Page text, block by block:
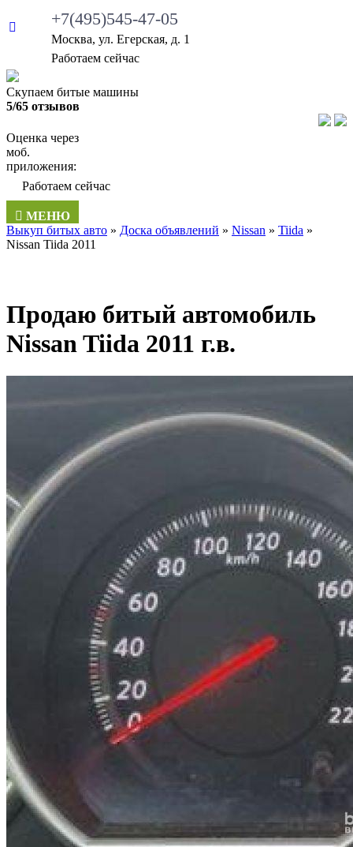
+7(495)545-47-05
Москва, ул. Егерская, д. 1
Работаем сейчас
Скупаем битые машины
5/65 отзывов
Оценка через
моб.
приложения:
Работаем сейчас
МЕНЮ
Выкуп битых авто » Доска объявлений » Nissan » Tiida »
Nissan Tiida 2011
Продаю битый автомобиль
Nissan Tiida 2011 г.в.